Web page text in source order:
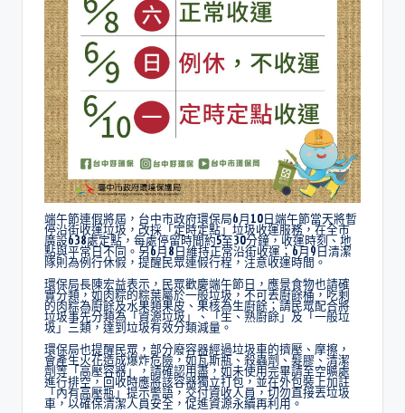
端午節連假將屆，台中市政府環保局6月10日端午節當天將暫
停沿街收運垃圾，改採「定時定點」垃圾收運服務，在全市
廣設638處定點，每處停留時間約5至30分鐘，收運時刻、地
點與平常日不同。另6月8日維持正常沿街收運；6月9日清潔
隊則為例行休假，提醒民眾連假行程，注意收運時間。
環保局長陳宏益表示，民眾歡慶端午節日，應景食物也請確
實分類，如肉粽的粽葉屬於一般垃圾，不可丟廚餘桶，吃剩
的肉粽為廚餘及水果類果皮、果核為生廚餘；請民眾配合將
垃圾事先分類為「資源垃圾」、「生、熟廚餘」及「一般垃
圾」三類，達到垃圾有效分類減量。
環保局也提醒民眾，部分廢容器經過垃圾車的擠壓、摩擦，
會產生火花造成爆炸危險，如瓦斯瓶、殺蟲劑、髮膠、清潔
劑等「高壓容器」，請確認用盡，如未使用完畢請至空曠處
進行排空，回收時應將該容器獨立打包，並在外包裝上加註
「內有高壓瓶」提示警語，交付資收人員，切勿直接丟垃圾
車，以確保清潔人員安全，促進資源永續再利用。